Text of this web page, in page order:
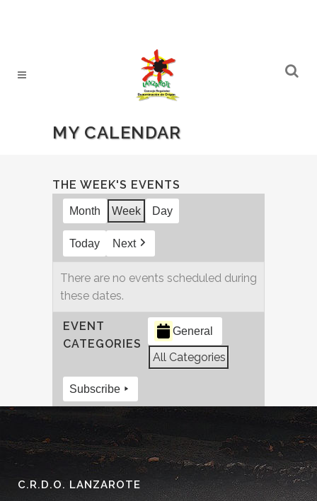
MY CALENDAR
THE WEEK'S EVENTS
Month Week Day
Today Next
There are no events scheduled during
these dates.
EVENT
CATEGORIES
General
All Categories
Subscribe
C.R.D.O. LANZAROTE